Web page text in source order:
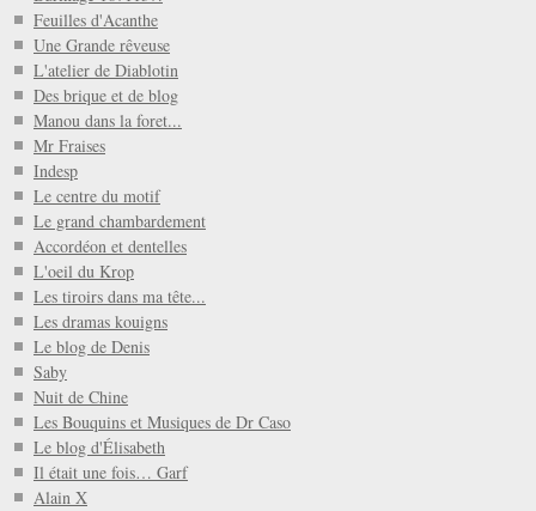
Feuilles d'Acanthe
Une Grande rêveuse
L'atelier de Diablotin
Des brique et de blog
Manou dans la foret...
Mr Fraises
Indesp
Le centre du motif
Le grand chambardement
Accordéon et dentelles
L'oeil du Krop
Les tiroirs dans ma tête...
Les dramas kouigns
Le blog de Denis
Saby
Nuit de Chine
Les Bouquins et Musiques de Dr Caso
Le blog d'Élisabeth
Il était une fois… Garf
Alain X